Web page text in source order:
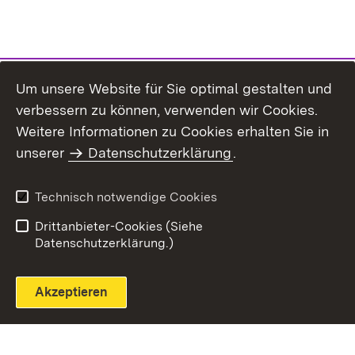
Themenübersicht
Um unsere Website für Sie optimal gestalten und
verbessern zu können, verwenden wir Cookies.
Weitere Informationen zu Cookies erhalten Sie in
unserer
Datenschutzerklärung.
Technisch notwendige Cookies
Drittanbieter-Cookies (Siehe
Datenschutzerklärung.)
Akzeptieren